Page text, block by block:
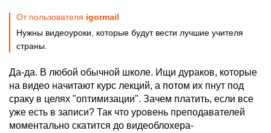
От пользователя igormail
Нужны видеоуроки, которые будут вести лучшие учителя
страны.
Да-да. В любой обычной школе. Ищи дураков, которые
на видео начитают курс лекций, а потом их пнут под
сраку в целях "оптимизации". Зачем платить, если все
уже есть в записи? Так что уровень преподавателей
моментально скатится до видеоблохера-